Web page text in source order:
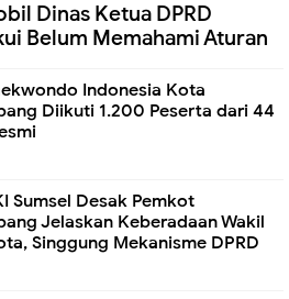
Dinas Ketua DPRD
Belum Memahami Aturan
Indonesia Kota
Diikuti 1.200 Peserta dari 44
Sumsel Desak Pemkot
Jelaskan Keberadaan Wakil
Singgung Mekanisme DPRD